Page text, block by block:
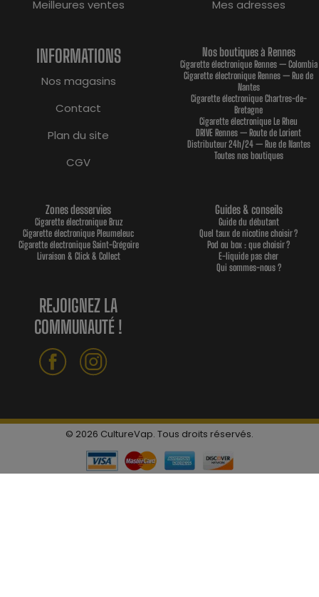
Meilleures ventes
Mes adresses
INFORMATIONS
Nos magasins
Contact
Plan du site
CGV
Nos boutiques à Rennes
Cigarette électronique Rennes — Colombia
Cigarette électronique Rennes — Rue de
Nantes
Cigarette électronique Chartres-de-
Bretagne
Cigarette électronique Le Rheu
DRIVE Rennes — Route de Lorient
Distributeur 24h/24 — Rue de Nantes
Toutes nos boutiques
Zones desservies
Cigarette électronique Bruz
Cigarette électronique Pleumeleuc
Cigarette électronique Saint-Grégoire
Livraison & Click & Collect
Guides & conseils
Guide du débutant
Quel taux de nicotine choisir ?
Pod ou box : que choisir ?
E-liquide pas cher
Qui sommes-nous ?
REJOIGNEZ LA
COMMUNAUTÉ !
© 2026 CultureVap. Tous droits réservés.